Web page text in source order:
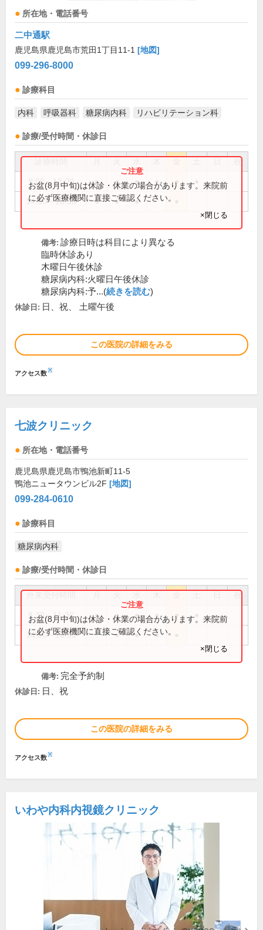
所在地・電話番号
二中通駅
鹿児島県鹿児島市荒田1丁目11-1 [地図]
099-296-8000
診療科目
内科 呼吸器科 糖尿病内科 リハビリテーション科
診療/受付時間・休診日
祝
9:00～13:00 ● ● ● ● ●
14:00～18:30 ● ● ●
お盆(8月中旬)は休診・休業の場合があります。来院前
に必ず医療機関に直接ご確認ください。
×閉じる
備考: 診療日時は科目により異なる
臨時休診あり
木曜日午後休診
糖尿病内科:火曜日午後休診
糖尿病内科:予...(続きを読む)
休診日: 日、祝、 土曜午後
この医院の詳細をみる
アクセス数※
七波クリニック
所在地・電話番号
鹿児島県鹿児島市鴨池新町11-5
鴨池ニュータウンビル2F [地図]
099-284-0610
診療科目
糖尿病内科
診療/受付時間・休診日
祝
8:30～11:30 ● ● ● ● ●
14:30～16:30 ● ● ●
お盆(8月中旬)は休診・休業の場合があります。来院前
に必ず医療機関に直接ご確認ください。
×閉じる
備考: 完全予約制
休診日: 日、祝
この医院の詳細をみる
アクセス数※
いわや内科内視鏡クリニック